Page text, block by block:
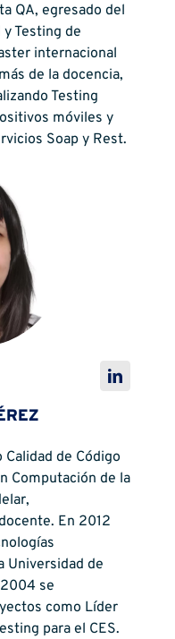
QA, egresado del
Testing de
internacional
de la docencia,
Testing
móviles y
Soap y Rest.
de Código
Computación de la
En 2012
Universidad de
se
como Líder
para el CES.